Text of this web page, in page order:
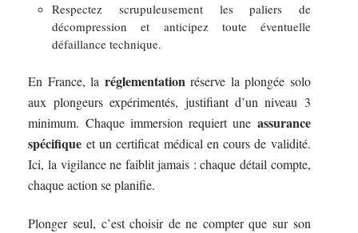
Respectez scrupuleusement les paliers de
décompression et anticipez toute éventuelle
défaillance technique.
En France, la réglementation réserve la plongée solo
aux plongeurs expérimentés, justifiant d’un niveau 3
minimum. Chaque immersion requiert une assurance
spécifique et un certificat médical en cours de validité.
Ici, la vigilance ne faiblit jamais : chaque détail compte,
chaque action se planifie.
Plonger seul, c’est choisir de ne compter que sur son